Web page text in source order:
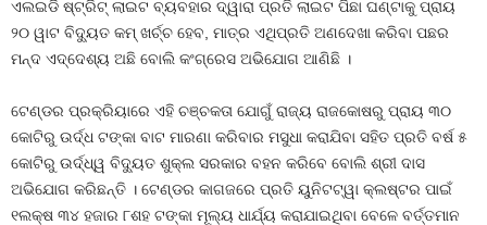
ଏଲଇଡି ଷ୍ଟ୍ରିଟ୍ ଲାଇଟ ବ୍ୟବହାର ଦ୍ୱାରା ପ୍ରତି ଲାଇଟ ପିଛା ଘଣ୍ଟାକୁ ପ୍ରାୟ
୨୦ ୱାଟ ବିଦ୍ୟୁତ କମ୍ ଖର୍ଚ୍ଚ ହେବ, ମାତ୍ର ଏଥିପ୍ରତି ଅଣଦେଖା କରିବା ପଛର
ମନ୍ଦ ଏଦ୍ଦେଶ୍ୟ ଅଛି ବୋଲି କଂଗ୍ରେସ ଅଭିଯୋଗ ଆଣିଛି ।
ଟେଣ୍ଡର ପ୍ରକ୍ରିୟାରେ ଏହି ଚଞ୍ଚକତା ଯୋଗୁଁ ରାଜ୍ୟ ରାଜକୋଷରୁ ପ୍ରାୟ ୩୦
କୋଟିରୁ ଉର୍ଦ୍ଧ ଟଙ୍କା ବାଟ ମାରଣା କରିବାର ମସୁଧା କରାଯିବା ସହିତ ପ୍ରତି ବର୍ଷ ୫
କୋଟିରୁ ଉର୍ଦ୍ଧ୍ୱ ବିଦ୍ୟୁତ ଶୁକ୍ଲ ସରକାର ବହନ କରିବେ ବୋଲି ଶ୍ରୀ ଦାସ
ଅଭିଯୋଗ କରିଛନ୍ତି । ଟେଣ୍ଡର କାଗଜରେ ପ୍ରତି ୟୁନିଟଟ୍ୱା କ୍ଲଷ୍ଟର ପାଇଁ
୧ଲକ୍ଷ ୩୪ ହଜାର ୮ଶହ ଟଙ୍କା ମୂଲ୍ୟ ଧାର୍ଯ୍ୟ କରାଯାଇଥିବା ବେଳେ ବର୍ତ୍ତମାନ